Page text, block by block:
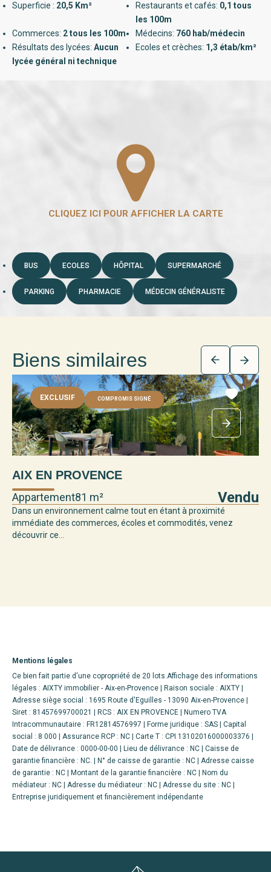
Superficie : 20,5 Km² Restaurants et cafés: 0,1 tous
les 100m
Commerces: 2 tous les 100m Médecins: 760 hab/médecin
Résultats des lycées: Aucun
lycée général ni technique
Ecoles et crèches: 1,3 étab/km²
BUS ECOLES HÔPITAL SUPERMARCHÉ
PARKING PHARMACIE MÉDECIN GÉNÉRALISTE
Biens similaires
EXCLUSIF COMPROMIS SIGNÉ
AIX EN PROVENCE
Appartement81 m² Vendu
Dans un environnement calme tout en étant à proximité
immédiate des commerces, écoles et commodités, venez
découvrir ce...
Mentions légales
Ce bien fait partie d'une copropriété de 20 lots.Affichage des informations
légales : AIXTY immobilier - Aix-en-Provence | Raison sociale : AIXTY |
Adresse siège social : 1695 Route d'Eguilles - 13090 Aix-en-Provence |
Siret : 81457699700021 | RCS : AIX EN PROVENCE | Numero TVA
Intracommunautaire : FR12814576997 | Forme juridique : SAS | Capital
social : 8 000 | Assurance RCP : NC | Carte T : CPI 13102016000003376 |
Date de délivrance : 0000-00-00 | Lieu de délivrance : NC | Caisse de
garantie financière : NC. | N° de caisse de garantie : NC | Adresse caisse
de garantie : NC | Montant de la garantie financière : NC | Nom du
médiateur : NC | Adresse du médiateur : NC | Adresse du site : NC |
Entreprise juridiquement et financièrement indépendante